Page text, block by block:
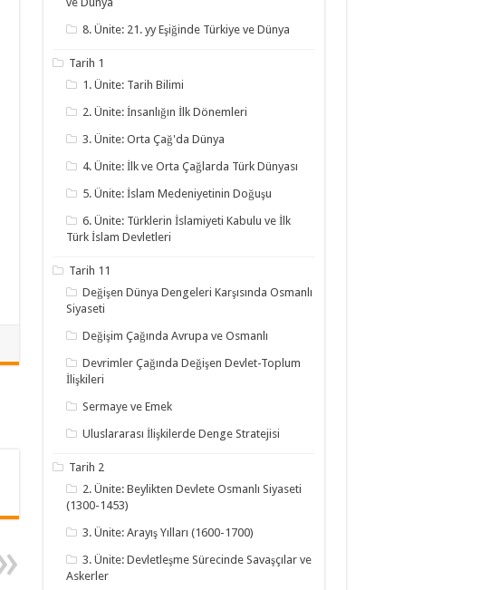
8. Ünite: 21. yy Eşiğinde Türkiye ve Dünya
Tarih 1
1. Ünite: Tarih Bilimi
2. Ünite: İnsanlığın İlk Dönemleri
3. Ünite: Orta Çağ'da Dünya
4. Ünite: İlk ve Orta Çağlarda Türk Dünyası
5. Ünite: İslam Medeniyetinin Doğuşu
6. Ünite: Türklerin İslamiyeti Kabulu ve İlk
Türk İslam Devletleri
Tarih 11
Değişen Dünya Dengeleri Karşısında Osmanlı
Siyaseti
Değişim Çağında Avrupa ve Osmanlı
Devrimler Çağında Değişen Devlet-Toplum
İlişkileri
Sermaye ve Emek
Uluslararası İlişkilerde Denge Stratejisi
Tarih 2
2. Ünite: Beylikten Devlete Osmanlı Siyaseti
(1300-1453)
3. Ünite: Arayış Yılları (1600-1700)
3. Ünite: Devletleşme Sürecinde Savaşçılar ve
Askerler